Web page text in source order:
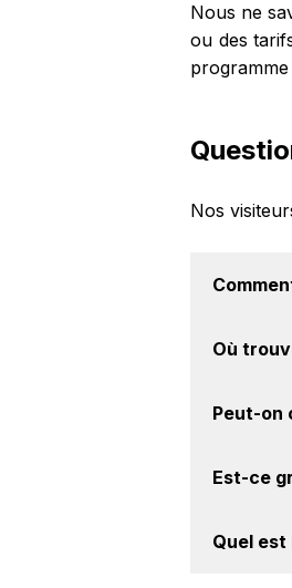
Nous ne
ou des
programme
Nos
Activer le
Où
notre site
Peut-on
le site
Est-ce
Trek
Quel est